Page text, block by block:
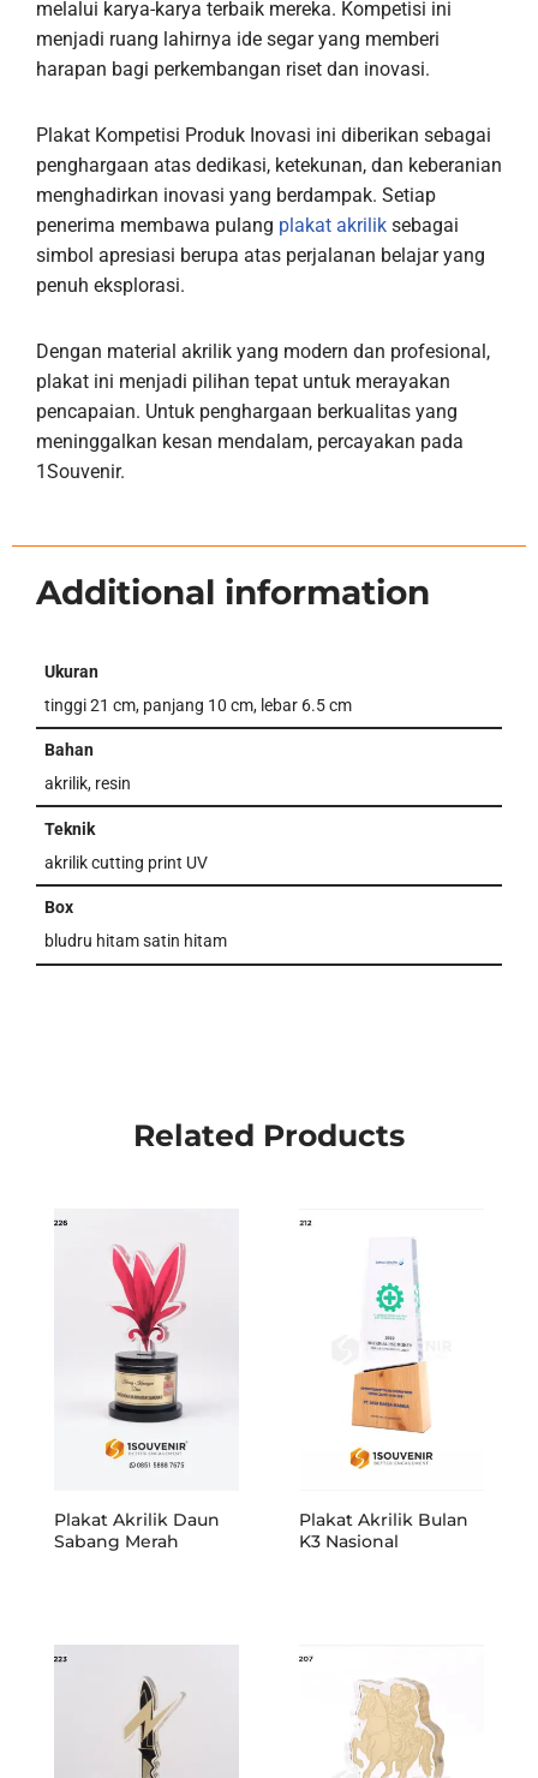
melalui karya-karya terbaik mereka. Kompetisi ini
menjadi ruang lahirnya ide segar yang memberi
harapan bagi perkembangan riset dan inovasi.
Plakat Kompetisi Produk Inovasi ini diberikan sebagai
penghargaan atas dedikasi, ketekunan, dan keberanian
menghadirkan inovasi yang berdampak. Setiap
penerima membawa pulang plakat akrilik sebagai
simbol apresiasi berupa atas perjalanan belajar yang
penuh eksplorasi.
Dengan material akrilik yang modern dan profesional,
plakat ini menjadi pilihan tepat untuk merayakan
pencapaian. Untuk penghargaan berkualitas yang
meninggalkan kesan mendalam, percayakan pada
1Souvenir.
Additional information
Ukuran
tinggi 21 cm, panjang 10 cm, lebar 6.5 cm
Bahan
akrilik, resin
Teknik
akrilik cutting print UV
Box
bludru hitam satin hitam
Related Products
Plakat Akrilik Daun
Sabang Merah
Plakat Akrilik Bulan
K3 Nasional